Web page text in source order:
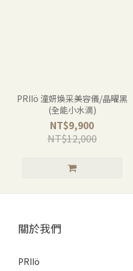
PRIIö 潼妍煥采美容儀/晶曜黑
(全能小水滴)
NT$9,900
NT$12,000
關於我們
PRIIö